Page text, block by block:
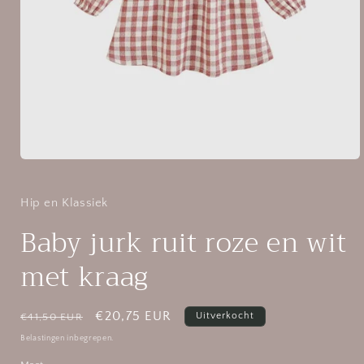
in
modaal
Hip en Klassiek
Baby jurk ruit roze en wit
met kraag
Normale
prijs
€41,50 EUR Aanbiedingsprijs
€20,75 EUR Uitverkocht
Belastingen inbegrepen.